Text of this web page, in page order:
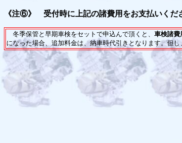
《注⑥》 受付時に上記の諸費用をお支払いくだ
冬季保管と早期車検をセットで申込んで頂くと、 車検諸費
になった場合、追加料金は、納車時代引きとなります。但